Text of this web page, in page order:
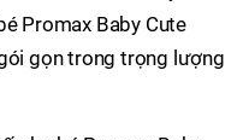
Promax Baby Cute
gọn trong trọng lượng